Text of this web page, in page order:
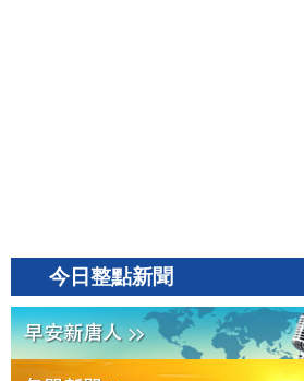
今日整點新聞